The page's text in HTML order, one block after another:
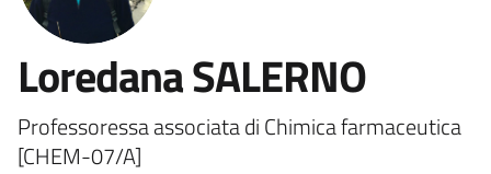
Loredana SALERNO
Professoressa associata di Chimica farmaceutica
[CHEM-07/A]